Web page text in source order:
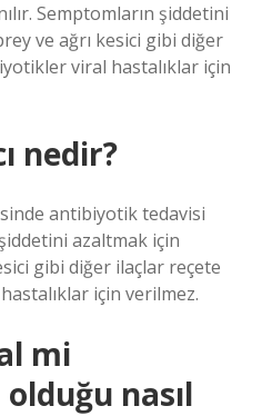
Semptomların şiddetini
ve ağrı kesici gibi diğer
viral hastalıklar için
nedir?
antibiyotik tedavisi
azaltmak için
gibi diğer ilaçlar reçete
için verilmez.
mi
nasıl